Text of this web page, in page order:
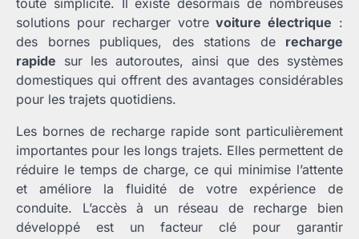
solutions pour recharger votrevoiture électrique :
des bornes publiques, des stations de recharge
rapide sur les autoroutes, ainsi que des systèmes
domestiques qui offrent des avantages considérables
pour les trajets quotidiens.
Les bornes de recharge rapide sont particulièrement
importantes pour les longs trajets. Elles permettent de
réduire le temps de charge, ce qui minimise l’attente
et améliore la fluidité de votre expérience de
conduite. L’accès à un réseau de recharge bien
développé est un facteur clé pour garantir